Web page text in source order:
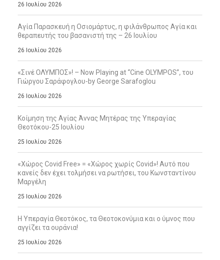
26 Ιουλίου 2026
Αγία Παρασκευή η Οσιομάρτυς, η φιλάνθρωπος Αγία και
θεραπευτής του βασανιστή της – 26 Ιουλίου
26 Ιουλίου 2026
«Σινέ ΟΛΥΜΠΟΣ»! – Now Playing at “Cine OLYMPOS”, του
Γιώργου Σαράφογλου-by George Sarafoglou
26 Ιουλίου 2026
Κοίμηση της Αγίας Άννας Μητέρας της Υπεραγίας
Θεοτόκου-25 Ιουλίου
25 Ιουλίου 2026
«Χώρος Covid Free» = «Χώρος χωρίς Covid»! Αυτό που
κανείς δεν έχει τολμήσει να ρωτήσει, του Κωνσταντίνου
Μαργέλη
25 Ιουλίου 2026
Η Υπεραγία Θεοτόκος, τα Θεοτοκονύμια και ο ύμνος που
αγγίζει τα ουράνια!
25 Ιουλίου 2026